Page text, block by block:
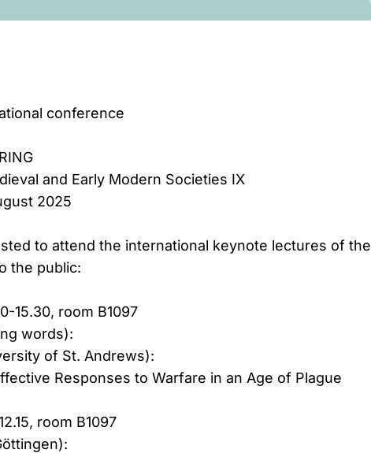
conference
and Early Modern Societies IX
2025
to attend the international keynote lectures of the
the public:
15.30, room B1097
words):
of St. Andrews):
Responses to Warfare in an Age of Plague
room B1097